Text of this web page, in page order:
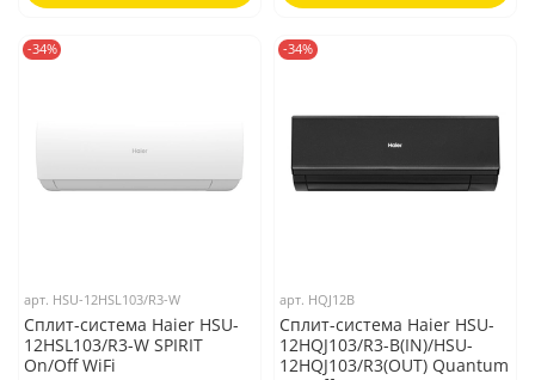
-34%
арт. HSU-12HSL103/R3-W
Сплит-система Haier HSU-
12HSL103/R3-W SPIRIT
On/Off WiFi
-34%
арт. HQJ12B
Сплит-система Haier HSU-
12HQJ103/R3-B(IN)/HSU-
12HQJ103/R3(OUT) Quantum